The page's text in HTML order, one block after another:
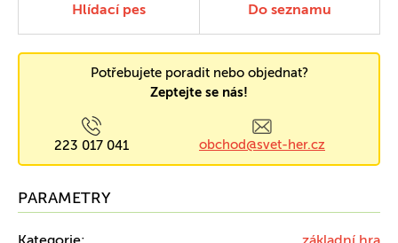
Hlídací pes Do seznamu
Potřebujete poradit nebo objednat?
Zeptejte se nás!
223 017 041 obchod@svet-her.cz
PARAMETRY